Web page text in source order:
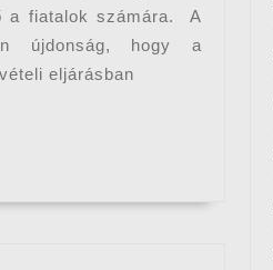
a fiatalok számára. A
újdonság, hogy a
eljárásban